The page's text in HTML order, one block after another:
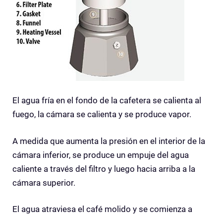
El agua fría en el fondo de la cafetera se calienta al
fuego, la cámara se calienta y se produce vapor.
A medida que aumenta la presión en el interior de la
cámara inferior, se produce un empuje del agua
caliente a través del filtro y luego hacia arriba a la
cámara superior.
El agua atraviesa el café molido y se comienza a